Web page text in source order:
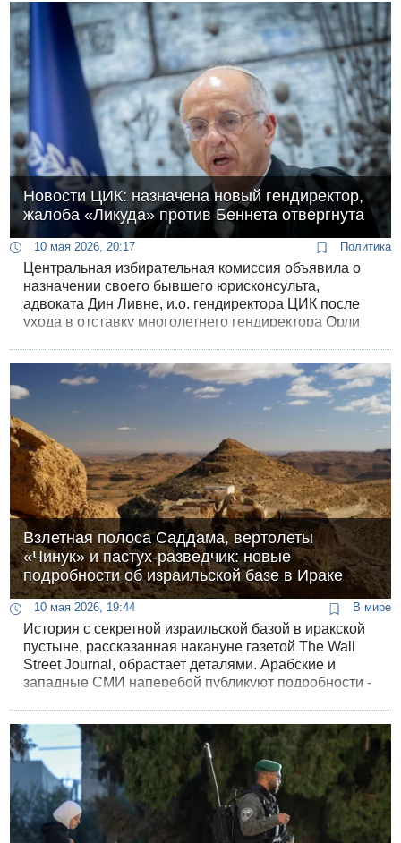
резкому шагу.
Новости ЦИК: назначена новый гендиректор,
жалоба «Ликуда» против Беннета отвергнута
10 мая 2026, 20:17 Политика
Центральная избирательная комиссия объявила о
назначении своего бывшего юрисконсульта,
адвоката Дин Ливне, и.о. гендиректора ЦИК после
ухода в отставку многолетнего гендиректора Орли
Взлетная полоса Саддама, вертолеты
«Чинук» и пастух-разведчик: новые
подробности об израильской базе в Ираке
10 мая 2026, 19:44 В мире
История с секретной израильской базой в иракской
пустыне, рассказанная накануне газетой The Wall
Street Journal, обрастает деталями. Арабские и
западные СМИ наперебой публикуют подробности -
которой всё это происходило.